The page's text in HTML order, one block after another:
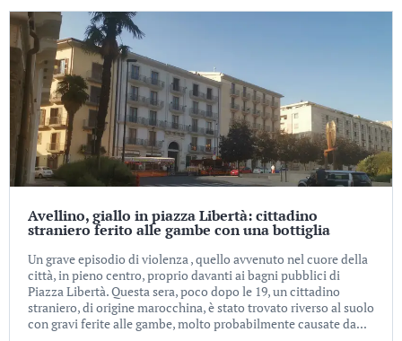
Avellino, giallo in piazza Libertà: cittadino
straniero ferito alle gambe con una bottiglia
Un grave episodio di violenza , quello avvenuto nel cuore della
città, in pieno centro, proprio davanti ai bagni pubblici di
Piazza Libertà. Questa sera, poco dopo le 19, un cittadino
straniero, di origine marocchina, è stato trovato riverso al suolo
con gravi ferite alle gambe, molto probabilmente causate da...